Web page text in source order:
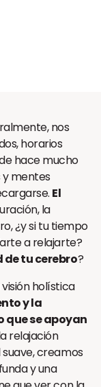
nos
horarios
hace mucho
y mentes
El
la
¿y si tu tiempo
a relajarte?
tu cerebro?
holística
y la
que se apoyan
relajación
creamos
y una